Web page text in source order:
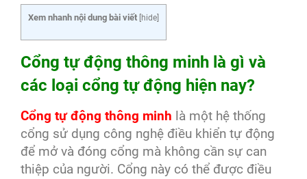
Xem nhanh nội dung bài viết hide
Cổng tự động thông minh là gì và
các loại cổng tự động hiện nay?
Cổng tự động thông minh là một hệ thống
cổng sử dụng công nghệ điều khiển tự động
để mở và đóng cổng mà không cần sự can
thiệp của người. Cổng này có thể được điều